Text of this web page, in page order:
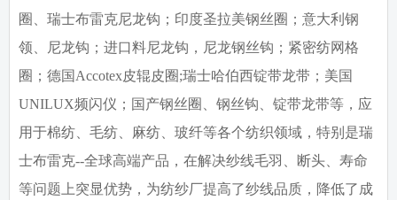
圈、瑞士布雷克尼龙钩；印度圣拉美钢丝圈；意大利钢
领、尼龙钩；进口料尼龙钩，尼龙钢丝钩；紧密纺网格
圈；德国 Accotex皮辊皮圈;瑞士哈伯西锭带龙带；美国
UNILUX频闪仪；国产钢丝圈、钢丝钩、锭带龙带等，应
用于棉纺、毛纺、麻纺、玻纤等各个纺织领域，特别是瑞
士布雷克--全球高端产品，在解决纱线毛羽、断头、寿命
等问题上突显优势，为纺纱厂提高了纱线品质，降低了成